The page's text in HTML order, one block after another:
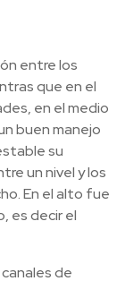
entre los
que en el
en el medio
buen manejo
su
un nivel y los
En el alto fue
es decir el
de